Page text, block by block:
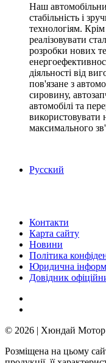
Наш
стабільність і
технологіям.
реалізовувати
розробки нових
діяльності від
пов'язане з
сировину,
автомобілі та
використовувати
максимального
Русский
Контакти
Карта сайту
Новини
Політика
Юридична
Довідник
© 2026 | Хюндай Мотор
Розміщена на цьому